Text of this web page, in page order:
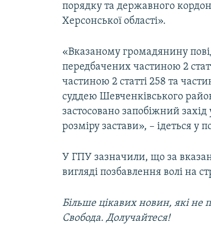
порядку та державного
Херсонської області».
«Вказаному громадянину
передбачених частиною 2
частиною 2 статті 258 та
суддею Шевченківського
застосовано запобіжний
розміру застави», – ідеться у
У ГПУ зазначили, що за
вигляді позбавлення волі на
Більше цікавих новин, які не
Свобода. Долучайтеся!​